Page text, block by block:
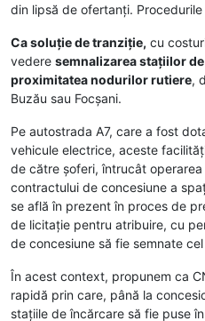
din lipsă de ofertanți.
Ca soluție de tranziție, cu
vedere semnalizarea stațiilor
proximitatea nodurilor rutiere,
Buzău sau Focșani.
Pe autostrada A7, care a fost
vehicule electrice, aceste
de către șoferi, întrucât
contractului de concesiune a
se află în prezent în proces de
de licitație pentru atribuire, cu
de concesiune să fie semnate
În acest context, propunem ca
rapidă prin care, până la
stațiile de încărcare să fie puse